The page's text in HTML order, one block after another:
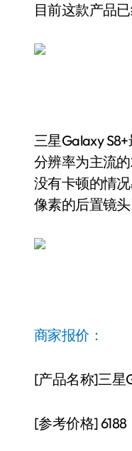
目前这款产品
三星Galaxy
分辨率为主流
没有卡顿的情
像素的后置镜
商家报价：
[产品名称]三星
[参考价格] 6188